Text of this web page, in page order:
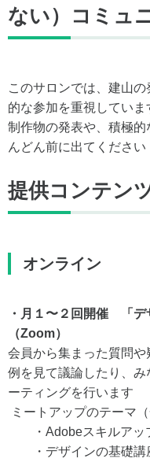
ない）コミュ
このサロンでは、建山
的な参加を重視していま
制作物の発表や、積極
んどん前に出てください
提供コンテン
オンライン
・月１〜２回開催 「デ
（Zoom）
会員から集まった質問
例を見て議論したり、み
ーティングを行います
ミートアップのテーマ（
・Adobeスキルアッ
・デザインの基礎講